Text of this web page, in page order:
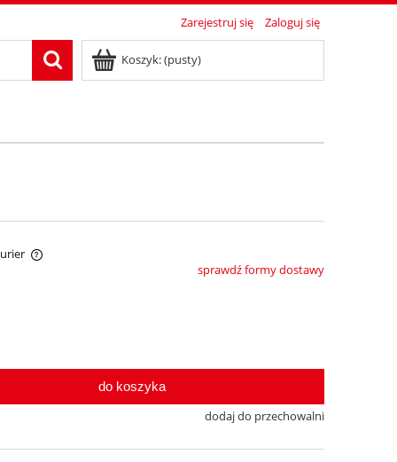
Zarejestruj się Zaloguj się
Koszyk:(pusty)
sprawdź formy dostawy
do koszyka
dodaj do przechowalni